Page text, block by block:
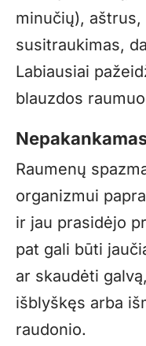
minučių),
susitraukimas,
Labiausiai
blauzdos
Raumenų
organizmui
ir jau prasidėjo
pat gali būti
ar skaudėti
išblyškęs arba
raudonio.